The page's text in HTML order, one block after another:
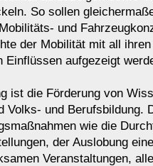
So sollen
und
der Mobilität mit all
Einflüssen aufgezeigt
ist die Förderung von
Volks- und Berufsbildung.
wie die
der Auslobung
Veranstaltungen,